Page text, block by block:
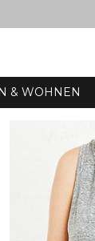
& WOHNEN